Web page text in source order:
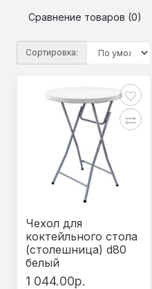
Сравнение товаров (0)
Сортировка:
Чехол для
коктейльного стола
(столешница) d80
белый
1 044.00р.